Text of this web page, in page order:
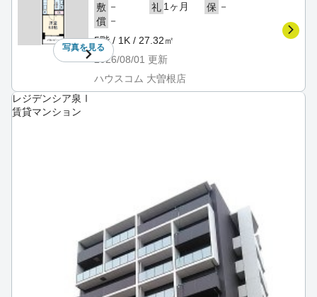
写真を見る
敷 － 礼 1ヶ月 保 －
償 －
5階 / 1K / 27.32㎡
2026/08/01 更新
ハウスコム 大曽根店
レジデンシア泉Ⅰ
賃貸マンション